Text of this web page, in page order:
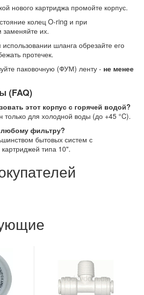
нового картриджа промойте корпус.
колец O-ring и при
заменяйте их.
шланга обрезайте его
протечек.
паковочную (ФУМ) ленту - не менее
(FAQ)
этот корпус с горячей водой?
только для холодной воды (до +45 °C).
любому фильтру?
бытовых систем с
типа 10".